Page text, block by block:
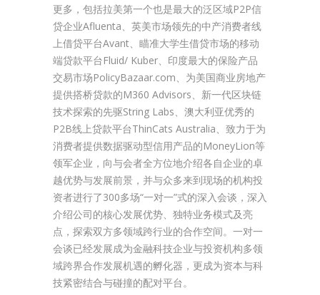
更多，包括拉美第一个也是最大的泛区域P2P信
贷企业Afluenta、英美市场领先的中产消费者线
上借贷平台Avant、瞄准大学生借贷市场的移动
端贷款平台Fluid/ Kuber、印度最大的保险产品
交易市场PolicyBazaar.com、为美国商业房地产
提供搭桥贷款的M360 Advisors、新一代区块链
技术探索的先驱String Labs、澳大利亚优秀的
P2B线上贷款平台ThinCats Australia、致力于为
消费者提供数据驱动型信用产品的MoneyLion等
领军企业，向与会者全方位地介绍各自企业的卓
越优势与发展前景，并与众多来到现场的机构投
资者进行了300多场“一对一”式的深入会谈，深入
介绍公司的核心发展优势、独特业务模式及亮
点，探索双方多领域跨行业的合作空间。一对一
会谈已经发展成为金融科技企业与投资机构多领
域跨界合作发展机遇的孵化器，更成为资本与科
技紧密结合与碰撞的配对平台。